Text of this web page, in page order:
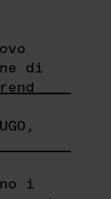
di
i